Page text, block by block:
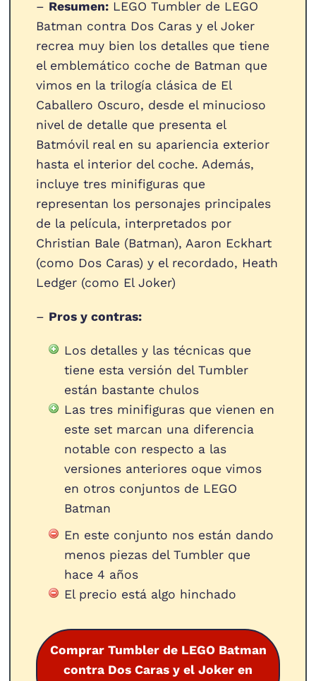
– Resumen:LEGO Tumbler de LEGO
Batman contra Dos Caras y el Joker
recrea muy bien los detalles que tiene
el emblemático coche de Batman que
vimos en la trilogía clásica de El
Caballero Oscuro, desde el minucioso
nivel de detalle que presenta el
Batmóvil real en su apariencia exterior
hasta el interior del coche. Además,
incluye tres minifiguras que
representan los personajes principales
de la película, interpretados por
Christian Bale (Batman), Aaron Eckhart
(como Dos Caras) y el recordado, Heath
Ledger (como El Joker)
– Pros y contras:
Los detalles y las técnicas que
tiene esta versión del Tumbler
están bastante chulos
Las tres minifiguras que vienen en
este set marcan una diferencia
notable con respecto a las
versiones anteriores oque vimos
en otros conjuntos de LEGO
Batman
En este conjunto nos están dando
menos piezas del Tumbler que
hace 4 años
El precio está algo hinchado
Comprar Tumbler de LEGO Batman
contra Dos Caras y el Joker en